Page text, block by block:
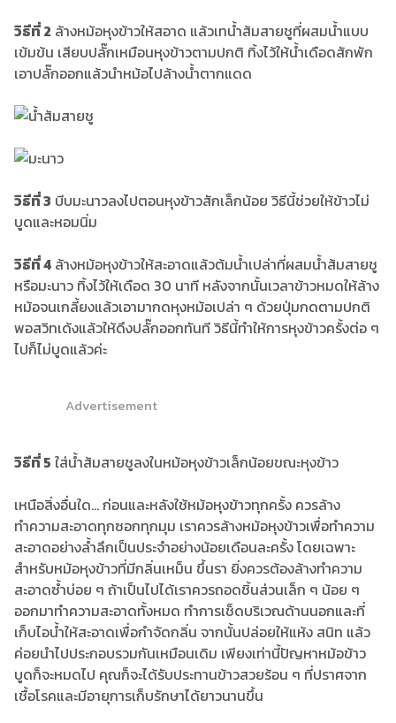
วิธีที่ 2 ล้างหม้อหุงข้าวให้สอาด แล้วเทน้ำส้มสายชูที่ผสมน้ำแบบ
เข้มข้น เสียบปลั๊กเหมือนหุงข้าวตามปกติ ทิ้งไว้ให้น้ำเดือดสักพัก
เอาปลั๊กออกแล้วนำหม้อไปล้างน้ำตากแดด
วิธีที่ 3 บีบมะนาวลงไปตอนหุงข้าวสักเล็กน้อย วิธีนี้ช่วยให้ข้าวไม่
บูดและหอมนิ่ม
วิธีที่ 4 ล้างหม้อหุงข้าวให้สะอาดแล้วต้มน้ำเปล่าที่ผสมน้ำส้มสายชู
หรือมะนาว ​ทิ้งไว้ให้เดือด​ 30​ นาที​ หลังจากนั้น​เวลาข้าวหมดให้ล้าง
หม้อจนเกลี้ยงแล้วเอามากดหุงหม้อเปล่า ๆ ด้วยปุ่มกดตามปกติ
พอสวิทเด้งแล้วให้ดึงปลั๊กออกทันที วิธีนี้ทำให้การหุงข้าวครั้งต่อ ๆ
ไปก็ไม่บูดแล้วค่ะ
Advertisement
วิธีที่ 5 ใส่น้ำส้มสายชูลงในหม้อหุงข้าวเล็กน้อยขณะหุงข้าว
เหนือสิ่งอื่นใด... ก่อนและหลังใช้หม้อหุงข้าวทุกครั้ง ควรล้าง
ทำความสะอาดทุกซอกทุกมุม เราควรล้างหม้อหุงข้าวเพื่อทำความ
สะอาดอย่างล้ำลึกเป็นประจำอย่างน้อยเดือนละครั้ง โดยเฉพาะ
สำหรับหม้อหุงข้าวที่มีกลิ่นเหม็น ขึ้นรา ยิ่งควรต้องล้างทำความ
สะอาดซ้ำบ่อย ๆ ถ้าเป็นไปได้เราควรถอดชิ้นส่วนเล็ก ๆ น้อย ๆ
ออกมาทำความสะอาดทั้งหมด ทำการเช็ดบริเวณด้านนอกและที่
เก็บไอน้ำให้สะอาดเพื่อกำจัดกลิ่น จากนั้นปล่อยให้แห้ง สนิท แล้ว
ค่อยนำไปประกอบรวมกันเหมือนเดิม เพียงเท่านี้ปัญหาหม้อข้าว
บูดก็จะหมดไป คุณก็จะได้รับประทานข้าวสวยร้อน ๆ ที่ปราศจาก
เชื้อโรคและมีอายุการเก็บรักษาได้ยาวนานขึ้น